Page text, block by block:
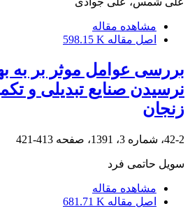
مشاهده مقاله
اصل مقاله 598.15 K
بررسی عوامل موثر بر به
نرسیدن صنایع تبدیلی و
زنجان
42-2، شماره 3، 1391، صفحه 413-421
سویل حاتمی فرد
مشاهده مقاله
اصل مقاله 681.71 K